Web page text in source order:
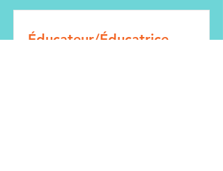
Éducateur/Éducatrice